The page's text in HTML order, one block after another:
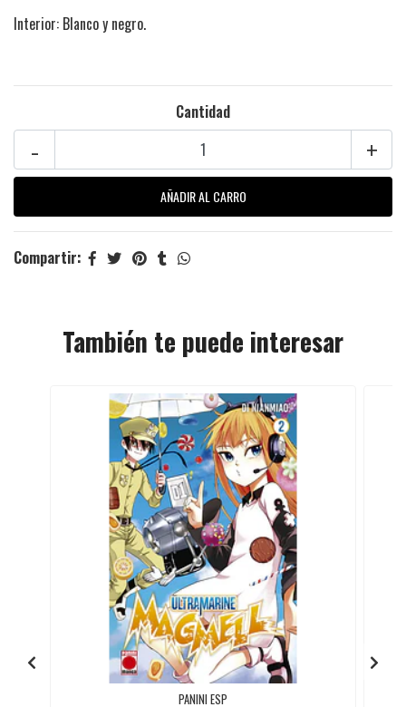
Interior: Blanco y negro.
Cantidad
+
-
Compartir:
También te puede interesar
PANINI ESP